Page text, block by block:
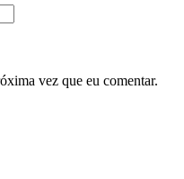
vez que eu comentar.